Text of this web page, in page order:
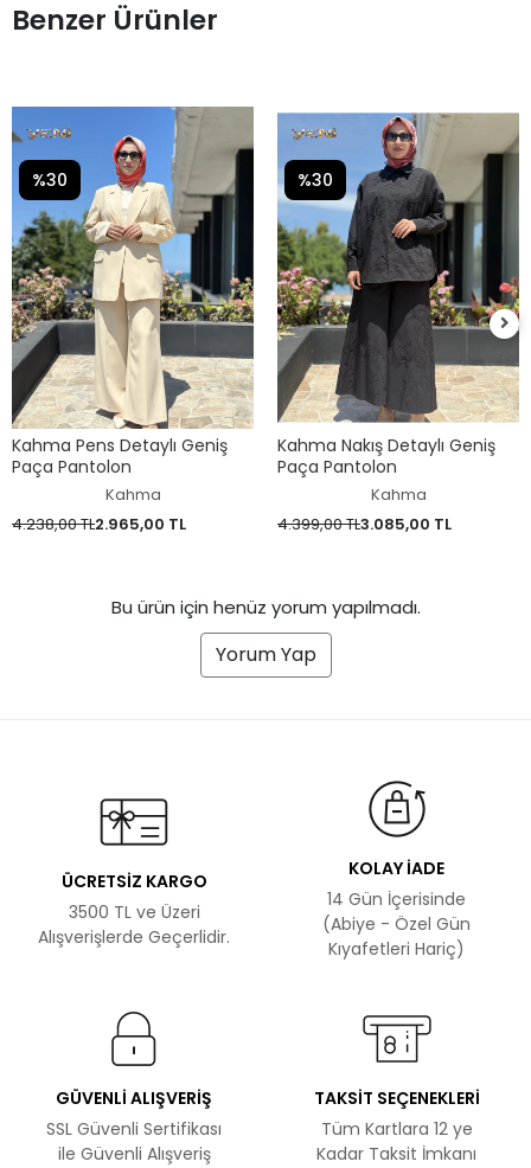
Benzer Ürünler
Kahma Pens Detaylı Geniş
Paça Pantolon
Kahma
4.238,00 TL2.965,00 TL
%30
Kahma Nakış Detaylı Geniş
Paça Pantolon
Kahma
4.399,00 TL3.085,00 TL
%30
Bu ürün için henüz yorum yapılmadı.
Yorum Yap
ÜCRETSİZ KARGO
3500 TL ve Üzeri
Alışverişlerde Geçerlidir.
KOLAY İADE
14 Gün İçerisinde
(Abiye - Özel Gün
Kıyafetleri Hariç)
GÜVENLİ ALIŞVERİŞ
SSL Güvenli Sertifikası
ile Güvenli Alışveriş
TAKSİT SEÇENEKLERİ
Tüm Kartlara 12 ye
Kadar Taksit İmkanı